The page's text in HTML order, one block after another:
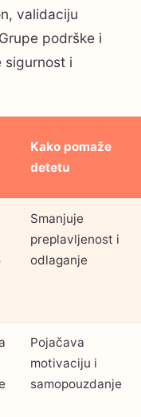
validaciju
podrške i
sigurnost i
Kako pomaže
detetu
Smanjuje
preplavljenost i
odlaganje
Pojačava
motivaciju i
samopouzdanje